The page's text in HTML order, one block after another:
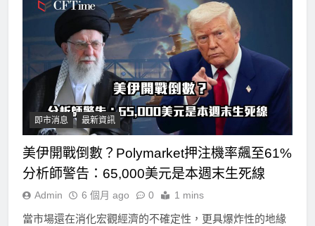
即市消息 最新資訊
美伊開戰倒數？Polymarket押注機率飆至61%
分析師警告：65,000美元是本週末生死線
Admin 6 個月 ago 0 1 mins
當市場還在消化宏觀經濟的不確定性，更具爆炸性的地緣